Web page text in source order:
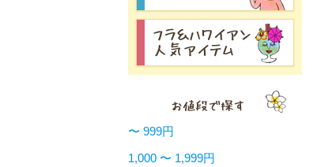
〜 999円
1,000 〜 1,999円